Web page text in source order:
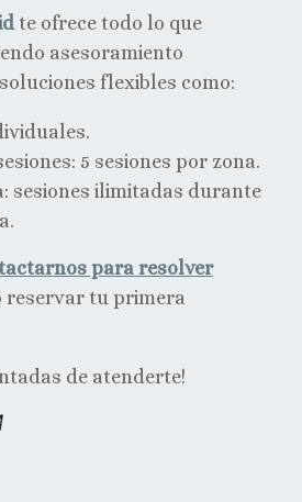
te ofrece todo lo que
asesoramiento
flexibles como:
5 sesiones por zona.
sesiones ilimitadas durante
para resolver
reservar tu primera
de atenderte!